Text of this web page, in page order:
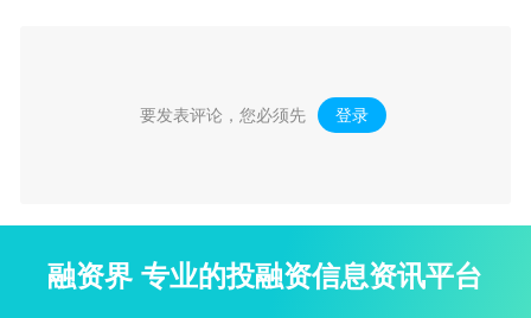
要发表评论，您必须先 登录 。
融资界 专业的投融资信息资讯平台